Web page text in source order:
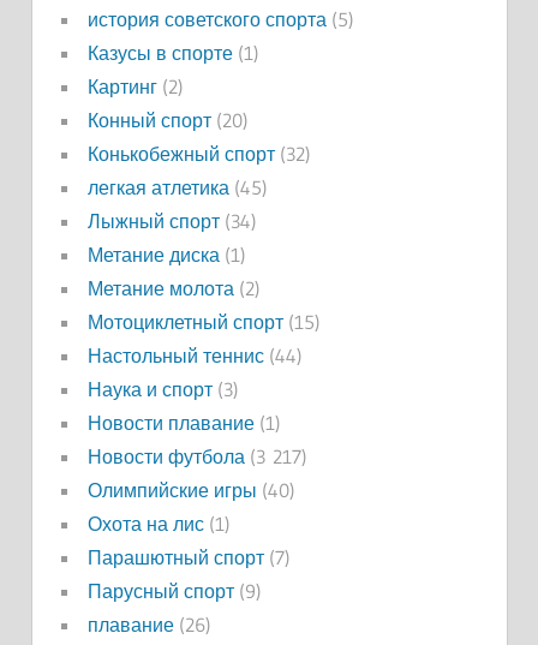
история советского спорта(5)
Казусы в спорте(1)
Картинг(2)
Конный спорт(20)
Конькобежный спорт(32)
легкая атлетика(45)
Лыжный спорт(34)
Метание диска(1)
Метание молота(2)
Мотоциклетный спорт(15)
Настольный теннис(44)
Наука и спорт(3)
Новости плавание(1)
Новости футбола(3 217)
Олимпийские игры (40)
Охота на лис(1)
Парашютный спорт(7)
Парусный спорт(9)
плавание(26)